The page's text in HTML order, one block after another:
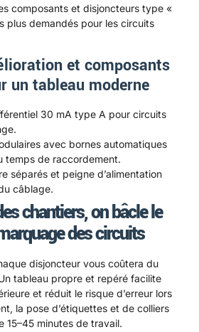
composants et disjoncteurs type «
plus demandés pour les circuits
et composants
un tableau moderne
30 mA type A pour circuits
avec bornes automatiques
temps de raccordement.
séparés et peigne d’alimentation
câblage.
chantiers, on bâcle le
des circuits
disjoncteur vous coûtera du
tableau propre et repéré facilite
et réduit le risque d’erreur lors
la pose d’étiquettes et de colliers
15–45 minutes de travail.